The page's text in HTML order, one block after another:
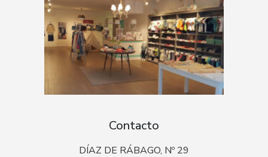
Contacto
DÍAZ DE RÁBAGO, Nº 29